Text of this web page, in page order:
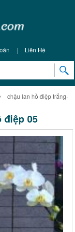
| Liên Hệ
chậu lan hồ điệp trắng-
điệp 05